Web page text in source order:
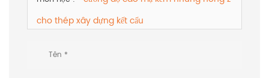
cho thép xây dựng kết cấu